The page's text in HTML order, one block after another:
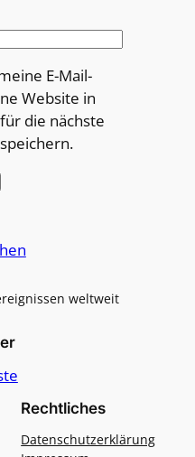
E-Mail-
Website in
die nächste
weltweit
Rechtliches
Datenschutzerklärung